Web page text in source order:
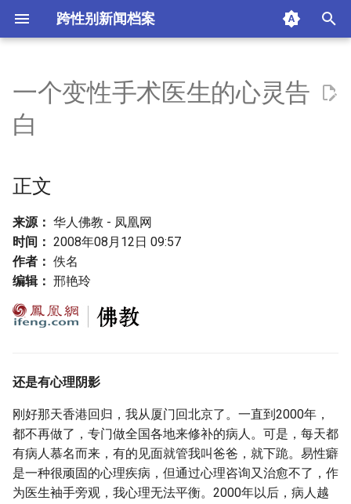
跨性别新闻档案
t
a
l
i
z
i
s
e
a
r
标签
摘要与附加信息
附加信息 [Processed Page
Metadata]
一个变性手术医生的心灵告
白
正文
来源： 华人佛教 - 凤凰网
时间： 2008年08月12日 09:57
作者： 佚名
编辑： 邢艳玲
还是有心理阴影
刚好那天香港回归，我从厦门回北京了。一直到2000年，
都不再做了，专门做全国各地来修补的病人。可是，每天都
有病人慕名而来，有的见面就管我叫爸爸，就下跪。易性癖
是一种很顽固的心理疾病，但通过心理咨询又治愈不了，作
为医生袖手旁观，我心理无法平衡。2000年以后，病人越